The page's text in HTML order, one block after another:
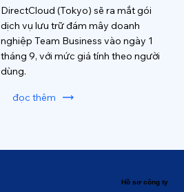
DirectCloud (Tokyo) sẽ ra mắt gói
dịch vụ lưu trữ đám mây doanh
nghiệp Team Business vào ngày 1
tháng 9, với mức giá tính theo người
dùng.
đọc thêm
Hồ sơ công ty